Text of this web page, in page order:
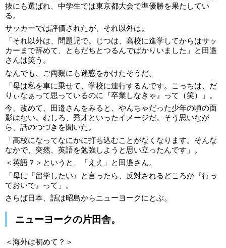
抜にも選ばれ、中学生では東京都大会で準優勝を果たしてい
る。
サッカーでは評価されたが、それ以外は。
「それ以外は、問題児で。じつは、高校に進学してからはサッ
カーまで辞めて、ともだちとつるんでばかりいました」と田邉
さんは笑う。
なんでも、ご両親にも迷惑をかけたそうだ。
「母は私を車に乗せて、学校に連行するんです。こっちは、だ
りぃなぁって思っているのに『卒業しなきゃ』って（笑）」。
今、改めて、田邉さんをみると、やんちゃだった少年の頃の面
影はない。むしろ、秀才といったイメージだ。そう思いなが
ら、話のつづきを聞いた。
「高校になってなにかに打ち込むことがなくなります。そんな
なかで、突然、英語を勉強しようと思い立ったんです」。
＜英語？＞というと、「ええ」と田邉さん。
「母に『留学したい』と言ったら、反対されるどころか『行っ
ておいで』って」。
さらば日本、話は昭島からニューヨークにとぶ。
ニューヨークの片田舎。
＜海外は初めて？＞